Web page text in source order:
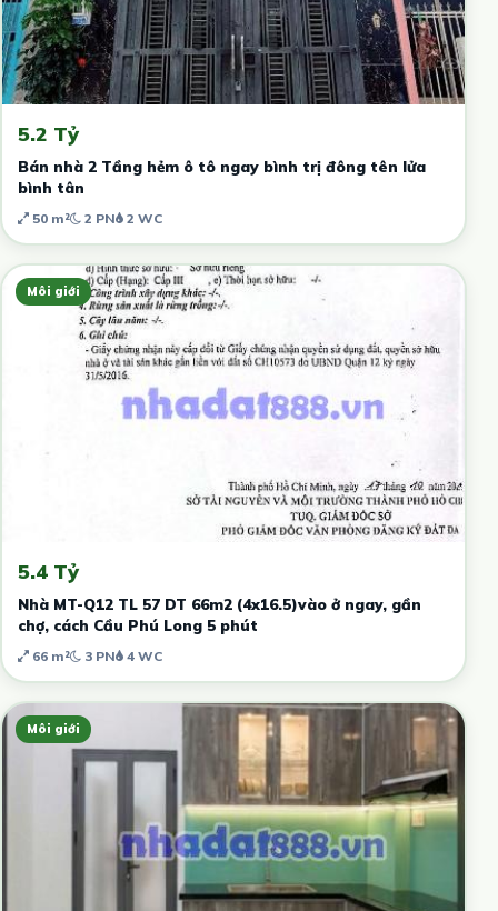
5.2 Tỷ
Bán nhà 2 Tầng hẻm ô tô ngay bình trị đông tên lửa
bình tân
50 m² 2 PN 2 WC
Môi giới
5.4 Tỷ
Nhà MT-Q12 TL 57 DT 66m2 (4x16.5)vào ở ngay, gần
chợ, cách Cầu Phú Long 5 phút
66 m² 3 PN 4 WC
Môi giới